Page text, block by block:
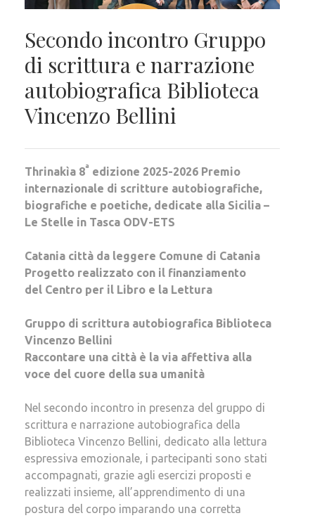
Secondo incontro Gruppo
di scrittura e narrazione
autobiografica Biblioteca
Vincenzo Bellini
Thrinakìa 8a edizione 2025-2026 Premio
internazionale di scritture autobiografiche,
biografiche e poetiche, dedicate alla Sicilia –
Le Stelle in Tasca ODV-ETS
Catania città da leggere Comune di Catania
Progetto realizzato con il finanziamento
del Centro per il Libro e la Lettura
Gruppo di scrittura autobiografica Biblioteca
Vincenzo Bellini
Raccontare una città è la via affettiva alla
voce del cuore della sua umanità
Nel secondo incontro in presenza del gruppo di
scrittura e narrazione autobiografica della
Biblioteca Vincenzo Bellini, dedicato alla lettura
espressiva emozionale, i partecipanti sono stati
accompagnati, grazie agli esercizi proposti e
realizzati insieme, all’apprendimento di una
postura del corpo imparando una corretta